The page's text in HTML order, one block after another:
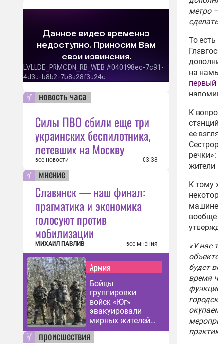
новость часа
Силы ПВО сбили еще три
украинских беспилотника,
летевших на Москву
все новости 03:38
мнение
Славянск — наш финал:
прагматика и экономика
голосуют против
мобилизации
МИХАИЛ ПАВЛИВ все мнения
Армия
Бойцы
группировки
войск «Юг»
эвакуировали
мирных жителей
из
Константиновки
происшествия
14:58
В
Для
млн
09:46
04:44
11:30
03:20
метро
То
на
К
ее
жители
К тому
машине
вообще
«У нас
будет
время